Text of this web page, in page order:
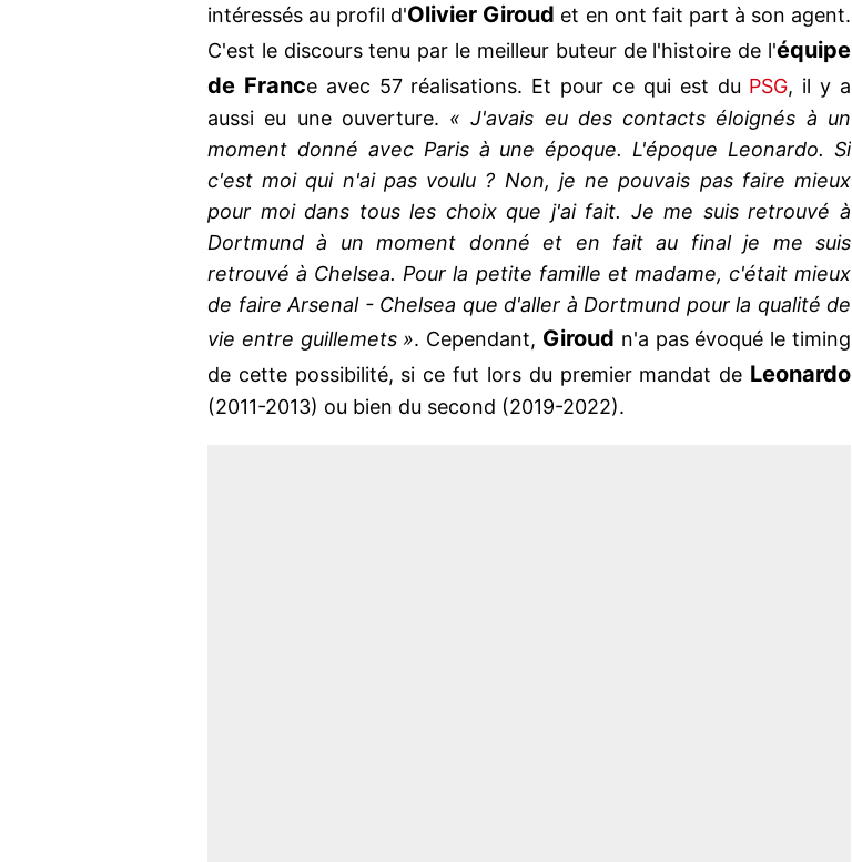
intéressés au profil d'Olivier Giroud et en ont fait part à son agent.
C'est le discours tenu par le meilleur buteur de l'histoire de l'équipe
de France avec 57 réalisations. Et pour ce qui est du PSG, il y a
aussi eu une ouverture. « J'avais eu des contacts éloignés à un
moment donné avec Paris à une époque. L'époque Leonardo. Si
c'est moi qui n'ai pas voulu ? Non, je ne pouvais pas faire mieux
pour moi dans tous les choix que j'ai fait. Je me suis retrouvé à
Dortmund à un moment donné et en fait au final je me suis
retrouvé à Chelsea. Pour la petite famille et madame, c'était mieux
de faire Arsenal - Chelsea que d'aller à Dortmund pour la qualité de
vie entre guillemets ». Cependant, Giroud n'a pas évoqué le timing
de cette possibilité, si ce fut lors du premier mandat de Leonardo
(2011-2013) ou bien du second (2019-2022).